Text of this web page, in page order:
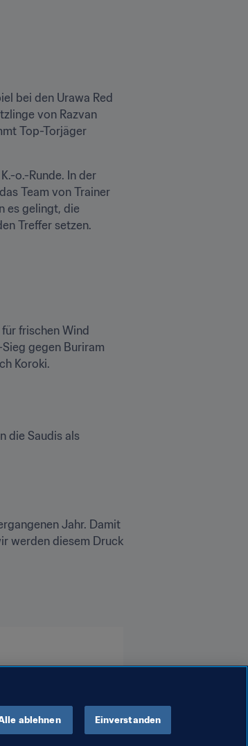
bei den Urawa Red
von Razvan
Top-Torjäger
o.-Runde. In der
Team von Trainer
es gelingt, die
Treffer setzen.
frischen Wind
gegen Buriram
Koroki.
die Saudis als
Jahr. Damit
werden diesem Druck
ablehnen Einverstanden